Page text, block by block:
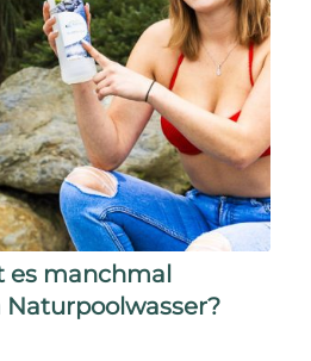
es manchmal